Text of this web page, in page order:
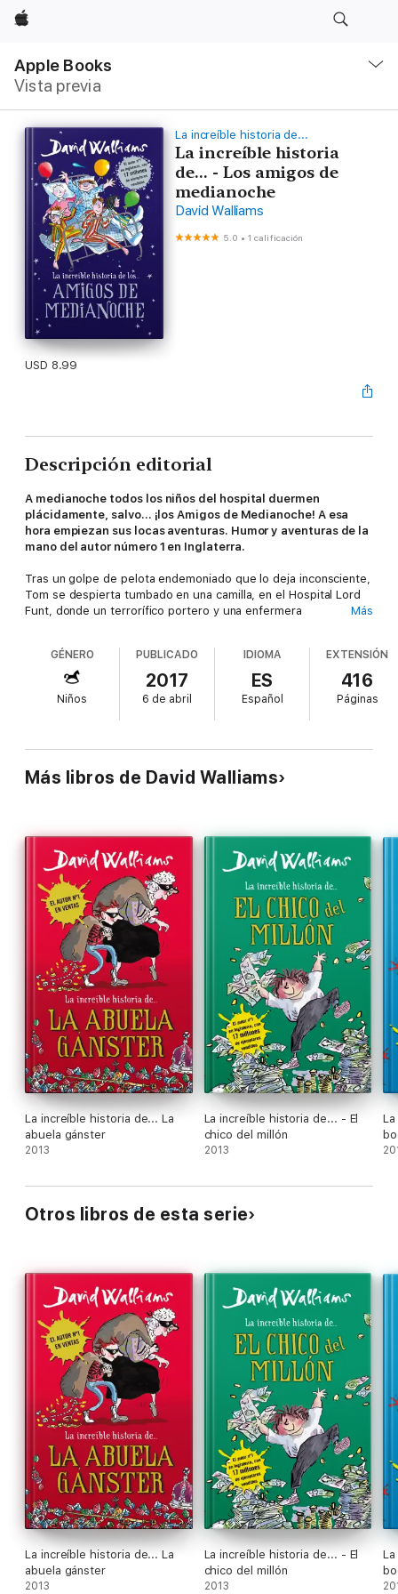
Apple
Apple Books
Vista previa
local
Abrir
La increíble historia de...
La increíble historia
de... - Los amigos de
medianoche
David Walliams
5.0 •1 calificación
USD 8.99
Descripción editorial
A medianoche todos los niños del hospital duermen
plácidamente, salvo... ¡los Amigos de Medianoche! A esa
hora empiezan sus locas aventuras. Humor y aventuras de la
mano del autor número 1 en Inglaterra.
Tras un golpe de pelota endemoniado que lo deja inconsciente,
Tom se despierta tumbado en una camilla, en el Hospital Lord
Funt, donde un terrorífico portero y una enfermera
más emocionante de su vida!
«Me encantan los libros de David Walliams... pronto se
Sue Townsend, The Guardian
Más
GÉNERO
Niños
PUBLICADO
2017
6 de abril
IDIOMA
ES
Español
EXTENSIÓN
416
Páginas
Más libros de David Walliams
La increíble historia de... La
abuela gánster
2013
La increíble historia de... - El
chico del millón
2013
Otros libros de esta serie
La increíble historia de... La
abuela gánster
2013
La increíble historia de... - El
chico del millón
2013